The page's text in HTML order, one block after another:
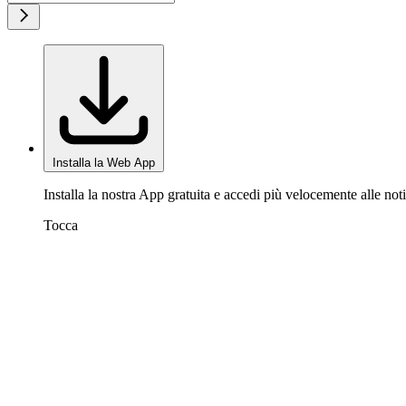
Installa la Web App
Installa la nostra App gratuita e accedi più velocemente alle
Tocca